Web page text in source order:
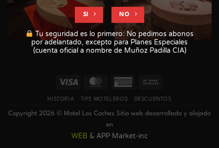
SI NO
Tu seguridad es lo primero: No pedimos abonos
por adelantado, excepto para Planes Especiales
(cuenta oficial a nombre de Muñoz Padilla CIA)
Visa MasterCardAmerican
HISTORIA TIPS MOTELEROS DESCUENTOS
Copyright 2026 © Motel Los Coches Sitio web desarrollado y alojado
en
WEB & APP Market-inc